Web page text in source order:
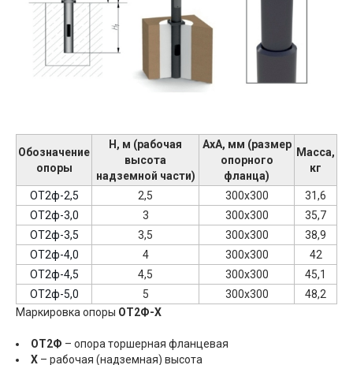
Обозначение
опоры
Н, м (рабочая
высота
надземной части)
АхА, мм (размер
опорного
фланца)
Масса,
кг
ОТ2ф-2,5 2,5 300х300
31,6
ОТ2ф-3,0
3 300х300
35,7
ОТ2ф-3,5
3,5 300х300
38,9
ОТ2ф-4,0
4 300х300
42
ОТ2ф-4,5
4,5 300х300
45,1
ОТ2ф-5,0
5 300х300
48,2
Маркировка опоры ОТ2Ф-Х
ОТ2Ф – опора торшерная фланцевая
Х – рабочая (надземная) высота